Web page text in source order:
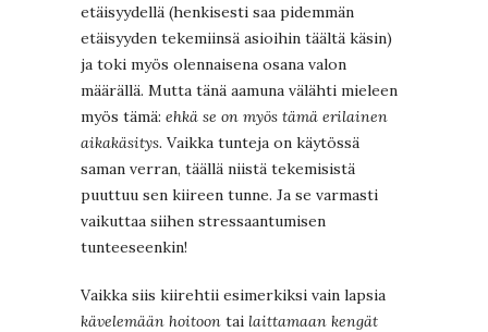
etäisyydellä (henkisesti saa pidemmän
etäisyyden tekemiinsä asioihin täältä käsin)
ja toki myös olennaisena osana valon
määrällä. Mutta tänä aamuna välähti mieleen
myös tämä: ehkä se on myös tämä erilainen
aikakäsitys. Vaikka tunteja on käytössä
saman verran, täällä niistä tekemisistä
puuttuu sen kiireen tunne. Ja se varmasti
vaikuttaa siihen stressaantumisen
tunteeseenkin!
Vaikka siis kiirehtii esimerkiksi vain lapsia
kävelemään hoitoon tai laittamaan kengät